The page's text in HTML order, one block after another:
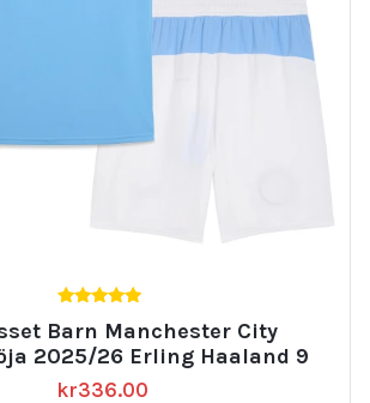
av 5
Barn Manchester City
2025/26 Erling Haaland 9
kr336.00